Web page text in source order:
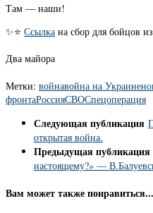
Там — наши!
✨⭐️ Ссылка на сбор для бойцов
Два майора
Метки: войнавойна на Украине
фронтаРоссияСВОСпецоперация
Следующая публикация
открытая война.
Предыдущая публикация
настоящему?» —
Вам может также понравиться...